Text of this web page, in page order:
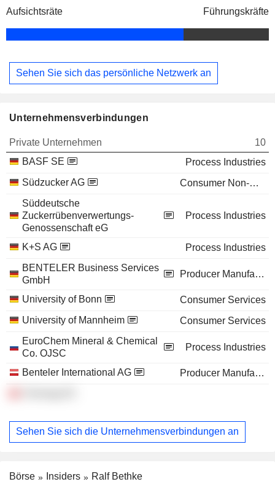
Aufsichtsräte Führungskräfte
Sehen Sie sich das persönliche Netzwerk an
Unternehmensverbindungen
Private Unternehmen
10
BASF SE
Process Industries
Südzucker AG
Consumer Non-Durables
Süddeutsche
Zuckerrübenverwertungs-
Genossenschaft eG
Process Industries
K+S AG
Process Industries
BENTELER Business Services
GmbH
Producer Manufacturing
University of Bonn
Consumer Services
University of Mannheim
Consumer Services
EuroChem Mineral & Chemical
Co. OJSC
Process Industries
Benteler International AG
Producer Manufacturing
Sehen Sie sich die Unternehmensverbindungen an
Börse Insiders Ralf Bethke